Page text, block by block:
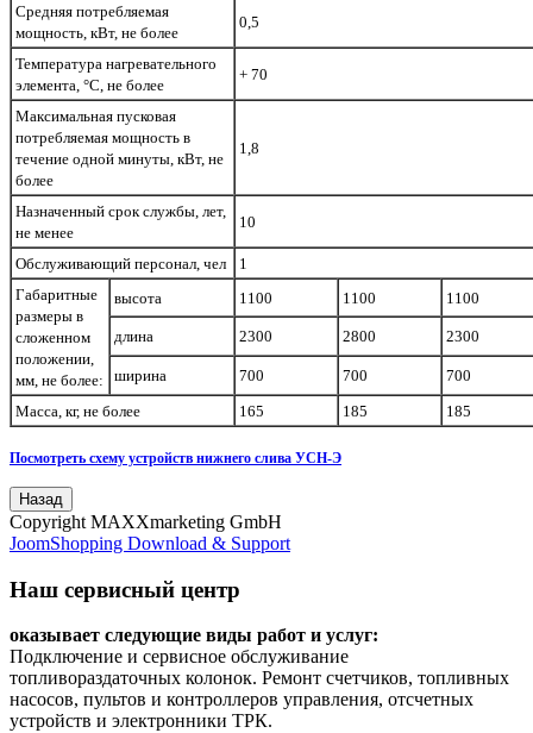
Средняя потребляемая
мощность, кВт, не более
0,5
Температура нагревательного
элемента, °С, не более
+ 70
Максимальная пусковая
потребляемая мощность в
течение одной минуты, кВт, не
более
1,8
Назначенный срок службы, лет,
не менее
10
Обслуживающий персонал, чел
1
Габаритные
размеры в
сложенном
положении,
мм, не более:
высота 1100 1100 1100
длина 2300 2800 2300
ширина 700 700
700
Масса, кг, не более
165 185 185
Посмотреть схему устройств нижнего слива УСН-Э
Copyright MAXXmarketing GmbH
JoomShopping Download & Support
Наш сервисный центр
оказывает следующие виды работ и услуг:
Подключение и сервисное обслуживание
топливораздаточных колонок. Ремонт счетчиков, топливных
насосов, пультов и контроллеров управления, отсчетных
устройств и электронники ТРК.